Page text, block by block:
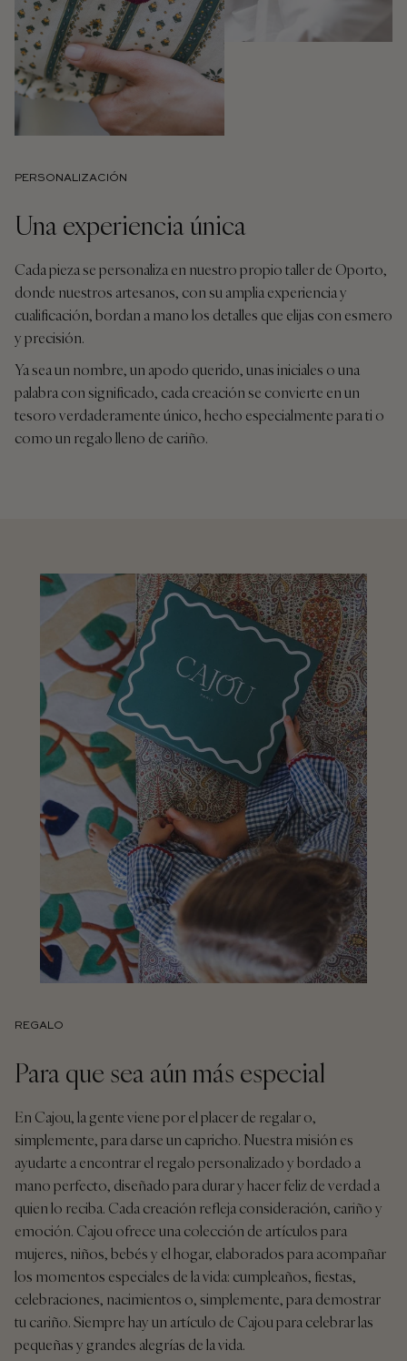
PERSONALIZACIÓN
Una experiencia única
Cada pieza se personaliza en nuestro propio taller de Oporto,
donde nuestros artesanos, con su amplia experiencia y
cualificación, bordan a mano los detalles que elijas con esmero
y precisión.
Ya sea un nombre, un apodo querido, unas iniciales o una
palabra con significado, cada creación se convierte en un
tesoro verdaderamente único, hecho especialmente para ti o
como un regalo lleno de cariño.
REGALO
Para que sea aún más especial
En Cajou, la gente viene por el placer de regalar o,
simplemente, para darse un capricho. Nuestra misión es
ayudarte a encontrar el regalo personalizado y bordado a
mano perfecto, diseñado para durar y hacer feliz de verdad a
quien lo reciba. Cada creación refleja consideración, cariño y
emoción. Cajou ofrece una colección de artículos para
mujeres, niños, bebés y el hogar, elaborados para acompañar
los momentos especiales de la vida: cumpleaños, fiestas,
celebraciones, nacimientos o, simplemente, para demostrar
tu cariño. Siempre hay un artículo de Cajou para celebrar las
pequeñas y grandes alegrías de la vida.